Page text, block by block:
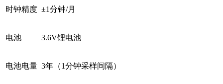
时钟精度 ±1分钟/月
电池 3.6V锂电池
电池电量 3年（1分钟采样间隔）